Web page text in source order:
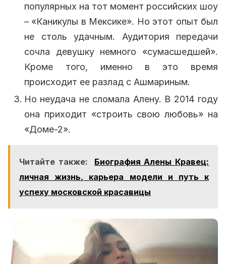
популярных на тот момент российских шоу
– «Каникулы в Мексике». Но этот опыт был
не столь удачным. Аудитория передачи
сочла девушку немного «сумасшедшей».
Кроме того, именно в это время
происходит ее разлад с Ашмариным.
Но неудача не сломала Алену. В 2014 году
она приходит «строить свою любовь» на
«Доме-2».
Читайте также:
Биография Алены Кравец:
личная жизнь, карьера модели и путь к
успеху московской красавицы